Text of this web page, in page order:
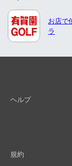
お店で
ラ
ヘルプ
規約